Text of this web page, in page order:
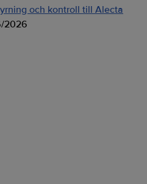
och kontroll till Alecta
2026